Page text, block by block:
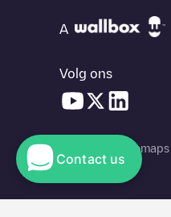
A
Volg ons
© 2026 Electromaps
Contact us